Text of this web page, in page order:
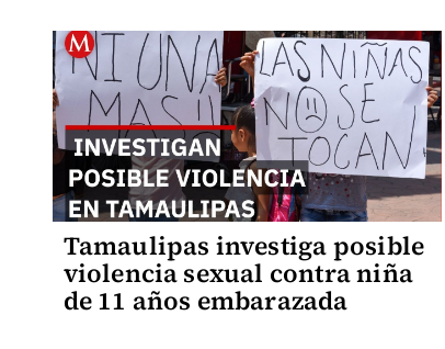
Tamaulipas investiga posible
violencia sexual contra niña
de 11 años embarazada